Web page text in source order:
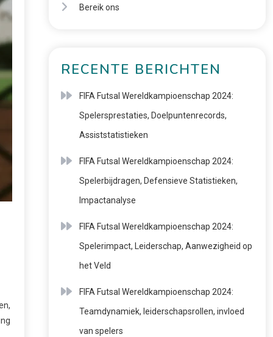
Bereik ons
RECENTE BERICHTEN
FIFA Futsal Wereldkampioenschap 2024:
Spelersprestaties, Doelpuntenrecords,
Assiststatistieken
FIFA Futsal Wereldkampioenschap 2024:
Spelerbijdragen, Defensieve Statistieken,
Impactanalyse
FIFA Futsal Wereldkampioenschap 2024:
Spelerimpact, Leiderschap, Aanwezigheid op
het Veld
FIFA Futsal Wereldkampioenschap 2024:
Teamdynamiek, leiderschapsrollen, invloed
van spelers